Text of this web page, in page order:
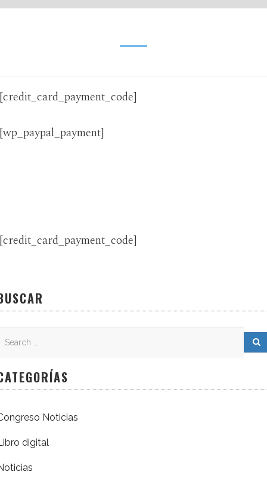
[credit_card_payment_code]
[wp_paypal_payment]
[credit_card_payment_code]
Noticias
digital